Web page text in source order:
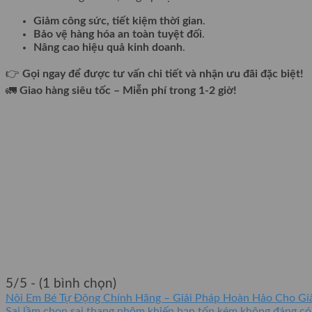
Giảm công sức, tiết kiệm thời gian.
Bảo vệ hàng hóa an toàn tuyệt đối.
Nâng cao hiệu quả kinh doanh.
👉 Gọi ngay để được tư vấn chi tiết và nhận ưu đãi đặc biệt!
🚛 Giao hàng siêu tốc – Miễn phí trong 1-2 giờ!
5/5 - (1 bình chọn)
Nôi Em Bé Tự Động Chính Hãng – Giải Pháp Hoàn Hảo Cho